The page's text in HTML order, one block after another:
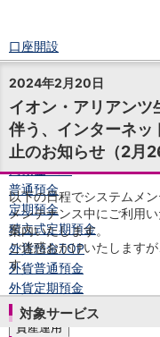
口座開設
ログイン
チャット
メニュー
商品・サービス
預金
円預金TOP
普通預金
定期預金
積立式定期預金
外貨預金TOP
外貨普通預金
外貨定期預金
外貨普通預金積立
資産運用
2024年2月20日
イオン・アリアンツ
伴う、インターネッ
止のお知らせ（2月
以下の日程でシステムメン
メンテナンス中にご利用
案内いたします。
ご迷惑おかけいたします
す。
対象サービス